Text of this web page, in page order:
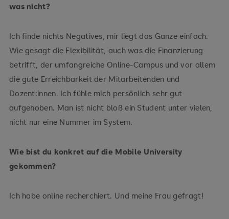
was nicht?
Ich finde nichts Negatives, mir liegt das Ganze einfach.
Wie gesagt die Flexibilität, auch was die Finanzierung
betrifft, der umfangreiche Online-Campus und vor allem
die gute Erreichbarkeit der Mitarbeitenden und
Dozent:innen. Ich fühle mich persönlich sehr gut
aufgehoben. Man ist nicht bloß ein Student unter vielen,
nicht nur eine Nummer im System.
Wie bist du konkret auf die Mobile University
gekommen?
Ich habe online recherchiert. Und meine Frau gefragt!